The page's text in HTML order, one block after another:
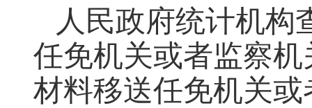
人民政府统计机构
任免机关或者监察
材料移送任免机关